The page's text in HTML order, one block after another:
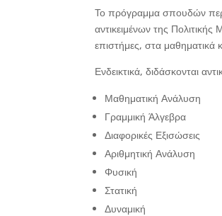
Το πρόγραμμα σπουδών
αντικειμένων της
επιστήμες, στα μαθηματικά
Ενδεικτικά, διδάσκονται
Μαθηματική Ανάλυση
Γραμμική Άλγεβρα
Διαφορικές Εξισώσεις
Αριθμητική Ανάλυση
Φυσική
Στατική
Δυναμική